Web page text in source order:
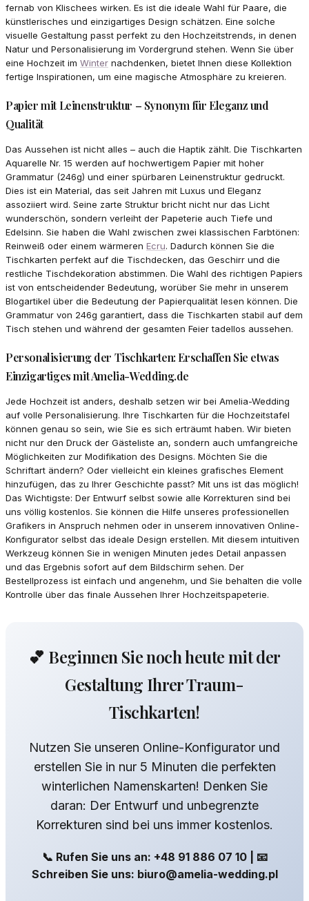
fernab von Klischees wirken. Es ist die ideale Wahl für Paare, die
künstlerisches und einzigartiges Design schätzen. Eine solche
visuelle Gestaltung passt perfekt zu den Hochzeitstrends, in denen
Natur und Personalisierung im Vordergrund stehen. Wenn Sie über
eine Hochzeit im Winter nachdenken, bietet Ihnen diese Kollektion
fertige Inspirationen, um eine magische Atmosphäre zu kreieren.
Papier mit Leinenstruktur – Synonym für Eleganz und
Qualität
Das Aussehen ist nicht alles – auch die Haptik zählt. Die Tischkarten
Aquarelle Nr. 15 werden auf hochwertigem Papier mit hoher
Grammatur (246g) und einer spürbaren Leinenstruktur gedruckt.
Dies ist ein Material, das seit Jahren mit Luxus und Eleganz
assoziiert wird. Seine zarte Struktur bricht nicht nur das Licht
wunderschön, sondern verleiht der Papeterie auch Tiefe und
Edelsinn. Sie haben die Wahl zwischen zwei klassischen Farbtönen:
Reinweiß oder einem wärmeren Ecru. Dadurch können Sie die
Tischkarten perfekt auf die Tischdecken, das Geschirr und die
restliche Tischdekoration abstimmen. Die Wahl des richtigen Papiers
ist von entscheidender Bedeutung, worüber Sie mehr in unserem
Blogartikel über die Bedeutung der Papierqualität lesen können. Die
Grammatur von 246g garantiert, dass die Tischkarten stabil auf dem
Tisch stehen und während der gesamten Feier tadellos aussehen.
Personalisierung der Tischkarten: Erschaffen Sie etwas
Einzigartiges mit Amelia-Wedding.de
Jede Hochzeit ist anders, deshalb setzen wir bei Amelia-Wedding
auf volle Personalisierung. Ihre Tischkarten für die Hochzeitstafel
können genau so sein, wie Sie es sich erträumt haben. Wir bieten
nicht nur den Druck der Gästeliste an, sondern auch umfangreiche
Möglichkeiten zur Modifikation des Designs. Möchten Sie die
Schriftart ändern? Oder vielleicht ein kleines grafisches Element
hinzufügen, das zu Ihrer Geschichte passt? Mit uns ist das möglich!
Das Wichtigste: Der Entwurf selbst sowie alle Korrekturen sind bei
uns völlig kostenlos. Sie können die Hilfe unseres professionellen
Grafikers in Anspruch nehmen oder in unserem innovativen Online-
Konfigurator selbst das ideale Design erstellen. Mit diesem intuitiven
Werkzeug können Sie in wenigen Minuten jedes Detail anpassen
und das Ergebnis sofort auf dem Bildschirm sehen. Der
Bestellprozess ist einfach und angenehm, und Sie behalten die volle
Kontrolle über das finale Aussehen Ihrer Hochzeitspapeterie.
💕 Beginnen Sie noch heute mit der
Gestaltung Ihrer Traum-
Tischkarten!
Nutzen Sie unseren Online-Konfigurator und
erstellen Sie in nur 5 Minuten die perfekten
winterlichen Namenskarten! Denken Sie
daran: Der Entwurf und unbegrenzte
Korrekturen sind bei uns immer kostenlos.
📞 Rufen Sie uns an: +48 91 886 07 10 | 📧
Schreiben Sie uns: biuro@amelia-wedding.pl